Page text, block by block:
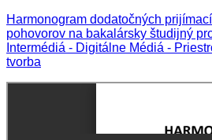
Harmonogram dodatočných
pohovorov na bakalársky študijný
Intermédiá - Digitálne Médiá -
tvorba